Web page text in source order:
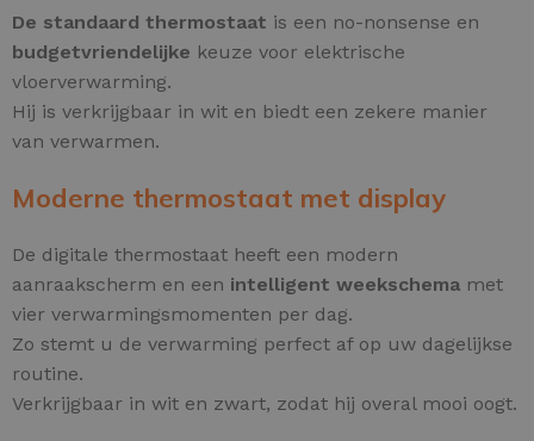
De standaard thermostaat is een no-nonsense en
budgetvriendelijke keuze voor elektrische
vloerverwarming.
Hij is verkrijgbaar in wit en biedt een zekere manier
van verwarmen.
Moderne thermostaat met display
De digitale thermostaat heeft een modern
aanraakscherm en een intelligent weekschema met
vier verwarmingsmomenten per dag.
Zo stemt u de verwarming perfect af op uw dagelijkse
routine.
Verkrijgbaar in wit en zwart, zodat hij overal mooi oogt.